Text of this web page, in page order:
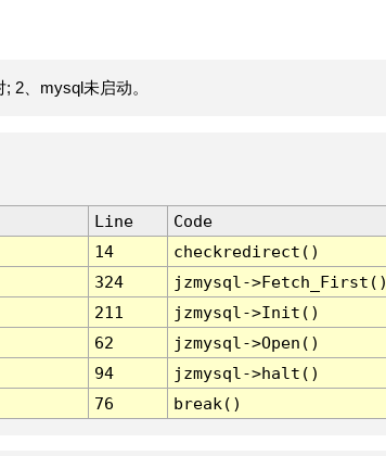
2、mysql未启动。
Line
Code
14
checkredirect()
324
jzmysql-
211
jzmysql->Init()
62
jzmysql->Open()
94
jzmysql->halt()
76 break()